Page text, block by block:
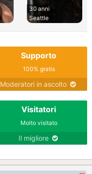
30 anni
Seattle
Supporto
100% gratis
Moderatori in ascolto
Visitatori
Molto visitato
Il migliore